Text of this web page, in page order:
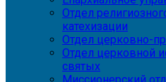
Отдел
катехизации
Отдел церковно-
Отдел церковной
святых